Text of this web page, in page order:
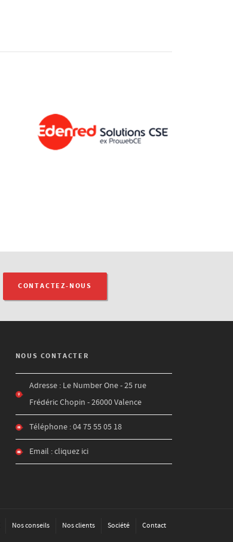
CONTACTEZ-NOUS
NOUS CONTACTER
Adresse : Le Number One - 25 rue
Frédéric Chopin - 26000 Valence
Téléphone : 04 75 55 05 18
Email :cliquez ici
Nos conseils Nos clients Société Contact